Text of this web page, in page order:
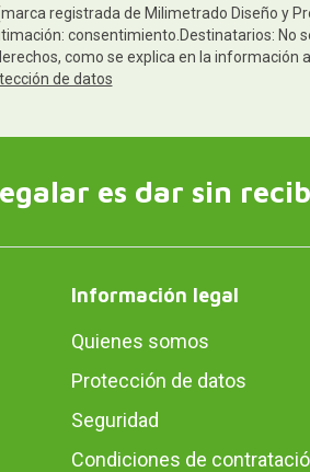
registrada de Milimetrado Diseño y
consentimiento.Destinatarios: No
como se explica en la
de datos
es dar sin
Información legal
Quienes somos
Protección de datos
Seguridad
Condiciones de